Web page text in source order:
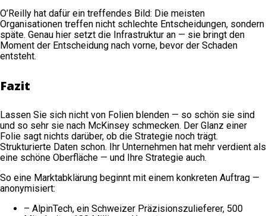
O’Reilly hat dafür ein treffendes Bild: Die meisten
Organisationen treffen nicht schlechte Entscheidungen, sondern
späte. Genau hier setzt die Infrastruktur an — sie bringt den
Moment der Entscheidung nach vorne, bevor der Schaden
entsteht.
Fazit
Lassen Sie sich nicht von Folien blenden — so schön sie sind
und so sehr sie nach McKinsey schmecken. Der Glanz einer
Folie sagt nichts darüber, ob die Strategie noch trägt.
Strukturierte Daten schon. Ihr Unternehmen hat mehr verdient als
eine schöne Oberfläche — und Ihre Strategie auch.
So eine Marktabklärung beginnt mit einem konkreten Auftrag —
anonymisiert:
– AlpinTech, ein Schweizer Präzisionszulieferer, 500